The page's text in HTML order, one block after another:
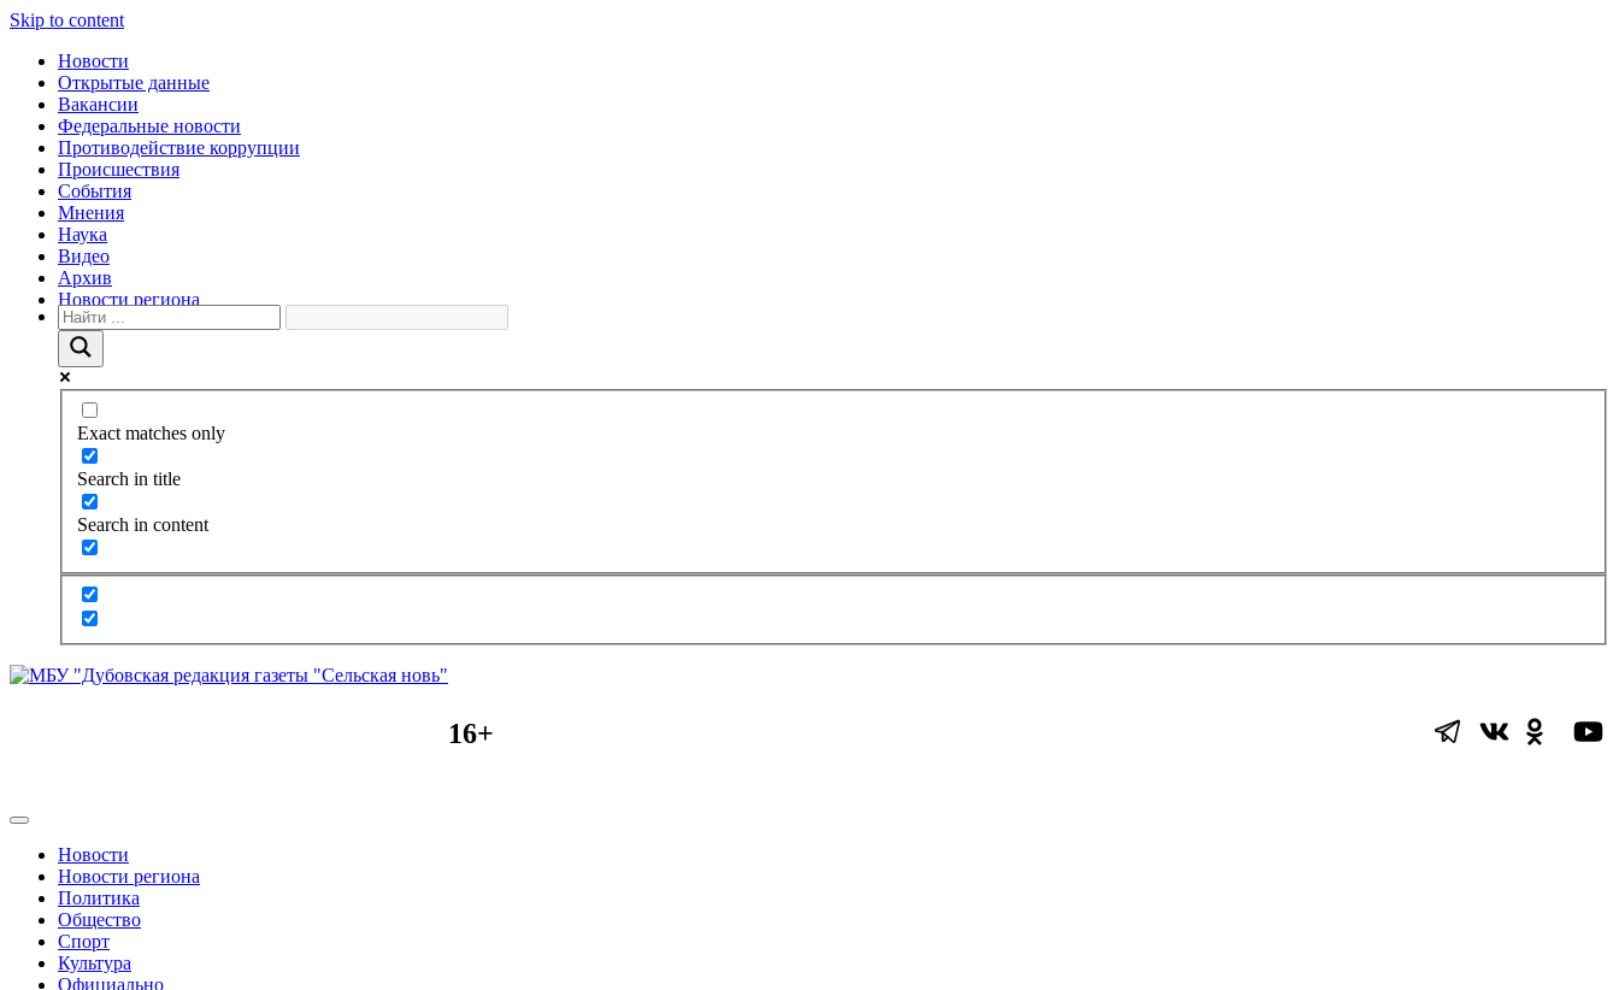
Skip to content
Новости
Открытые данные
Вакансии
Федеральные новости
Противодействие коррупции
Происшествия
События
Мнения
Наука
Видео
Архив
Новости региона
Exact matches only
Search in title
Search in content
16+
Новости
Новости региона
Политика
Общество
Спорт
Культура
Официально